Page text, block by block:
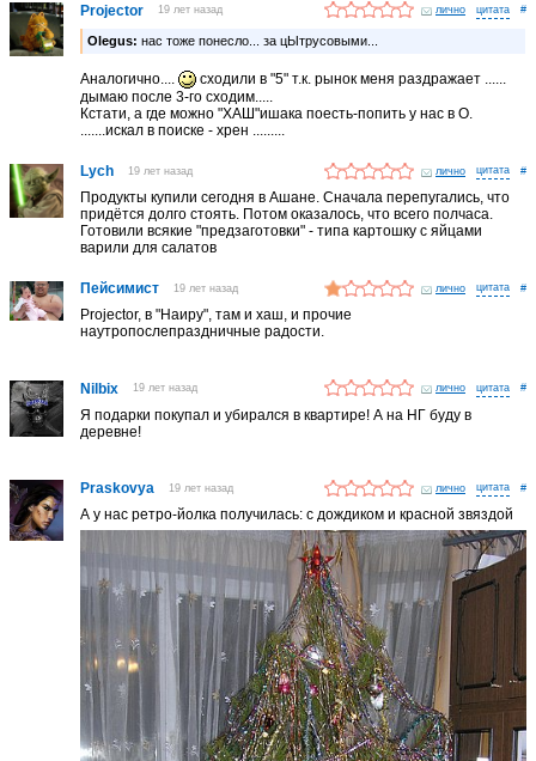
Projector 19 лет назад лично #
Olegus: нас тоже понесло... за цЫтрусовыми...
Аналогично....
сходили в "5" т.к. рынок меня раздражает ......
дымаю после 3-го сходим.....
Кстати, а где можно "ХАШ"ишака поесть-попить у нас в О.
.......искал в поиске - хрен .........
Lych 19 лет назад лично #
Продукты купили сегодня в Ашане. Сначала перепугались, что
придётся долго стоять. Потом оказалось, что всего полчаса.
Готовили всякие "предзаготовки" - типа картошку с яйцами
варили для салатов
Пейсимист 19 лет назад лично #
Projector, в "Наиру", там и хаш, и прочие
наутропослепраздничные радости.
Nilbix 19 лет назад лично #
Я подарки покупал и убирался в квартире! А на НГ буду в
деревне!
Praskovya 19 лет назад лично #
А у нас ретро-йолка получилась: с дождиком и красной звяздой